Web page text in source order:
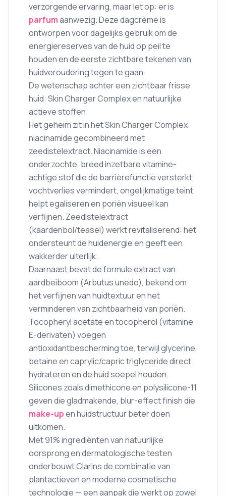
verzorgende ervaring, maar let op: er is
parfumaanwezig. Deze dagcrème is
ontworpen voor dagelijks gebruik om de
energiereserves van de huid op peil te
houden en de eerste zichtbare tekenen van
huidveroudering tegen te gaan.
De wetenschap achter een zichtbaar frisse
huid: Skin Charger Complex en natuurlijke
actieve stoffen
Het geheim zit in het Skin Charger Complex:
niacinamide gecombineerd met
zeedistelextract. Niacinamide is een
onderzochte, breed inzetbare vitamine-
achtige stof die de barrièrefunctie versterkt,
vochtverlies vermindert, ongelijkmatige teint
helpt egaliseren en poriën visueel kan
verfijnen. Zeedistelextract
(kaardenbol/teasel) werkt revitaliserend: het
ondersteunt de huidenergie en geeft een
wakkerder uiterlijk.
Daarnaast bevat de formule extract van
aardbeiboom (Arbutus unedo), bekend om
het verfijnen van huidtextuur en het
verminderen van zichtbaarheid van poriën.
Tocopheryl acetate en tocopherol (vitamine
E-derivaten) voegen
antioxidantbescherming toe, terwijl glycerine,
betaine en caprylic/capric triglyceride direct
hydrateren en de huid soepel houden.
Silicones zoals dimethicone en polysilicone-11
geven die gladmakende, blur-effect finish die
make-upen huidstructuur beter doen
uitkomen.
Met 91% ingrediënten van natuurlijke
oorsprong en dermatologische testen
onderbouwt Clarins de combinatie van
plantactieven en moderne cosmetische
technologie — een aanpak die werkt op zowel